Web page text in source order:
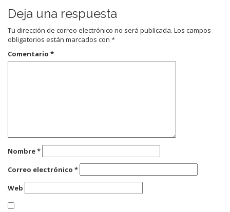
Deja una respuesta
Tu dirección de correo electrónico no será publicada. Los campos
obligatorios están marcados con *
Comentario *
Nombre*
Correo electrónico *
Web